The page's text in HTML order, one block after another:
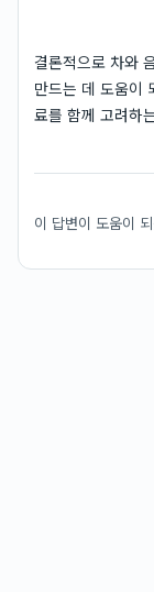
결론적으로 차와
만드는 데 도움이
료를 함께 고려하
이 답변이 도움이